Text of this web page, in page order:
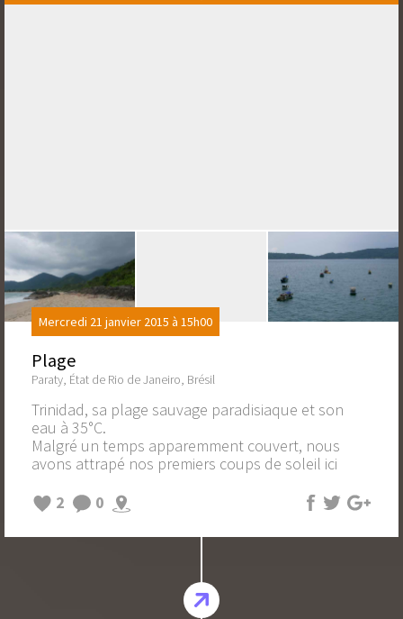
Mercredi 21 janvier 2015 à 15h00
Plage
Paraty, État de Rio de Janeiro, Brésil
Trinidad, sa plage sauvage paradisiaque et son
eau à 35°C.
Malgré un temps apparemment couvert, nous
avons attrapé nos premiers coups de soleil ici
2
0